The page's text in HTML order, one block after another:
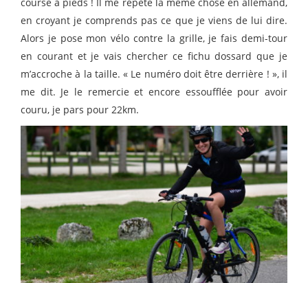
en croyant je comprends pas ce que je viens de lui dire.
Alors je pose mon vélo contre la grille, je fais demi-tour
en courant et je vais chercher ce fichu dossard que je
m’accroche à la taille. « Le numéro doit être derrière ! », il
me dit. Je le remercie et encore essoufflée pour avoir
couru, je pars pour 22km.